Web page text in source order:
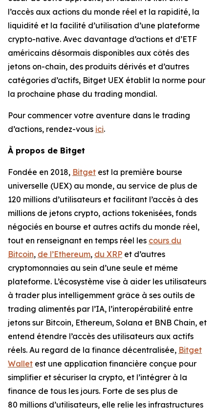
l’accès aux actions du monde réel et la rapidité, la
liquidité et la facilité d’utilisation d’une plateforme
crypto-native. Avec davantage d’actions et d’ETF
américains désormais disponibles aux côtés des
jetons on-chain, des produits dérivés et d’autres
catégories d’actifs, Bitget UEX établit la norme pour
la prochaine phase du trading mondial.
Pour commencer votre aventure dans le trading
d’actions, rendez-vous ici.
À propos de Bitget
Fondée en 2018, Bitget est la première bourse
universelle (UEX) au monde, au service de plus de
120 millions d’utilisateurs et facilitant l’accès à des
millions de jetons crypto, actions tokenisées, fonds
négociés en bourse et autres actifs du monde réel,
tout en renseignant en temps réel les cours du
Bitcoin, de l’Ethereum, du XRP et d’autres
cryptomonnaies au sein d’une seule et même
plateforme. L’écosystème vise à aider les utilisateurs
à trader plus intelligemment grâce à ses outils de
trading alimentés par l’IA, l’interopérabilité entre
jetons sur Bitcoin, Ethereum, Solana et BNB Chain, et
entend étendre l’accès des utilisateurs aux actifs
réels. Au regard de la finance décentralisée, Bitget
Wallet est une application financière conçue pour
simplifier et sécuriser la crypto, et l’intégrer à la
finance de tous les jours. Forte de ses plus de
80 millions d’utilisateurs, elle relie les infrastructures